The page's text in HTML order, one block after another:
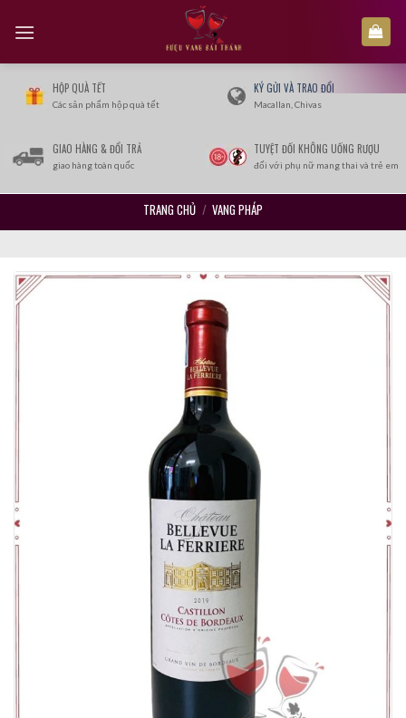
HỘP QUÀ TẾT
Các sản phẩm hộp quà tết
KÝ GỬI VÀ TRAO ĐỔI
Macallan, Chivas
GIAO HÀNG & ĐỔI TRẢ
giao hàng toàn quốc
TUYỆT ĐỐI KHÔNG UỐNG RƯỢU
đối với phụ nữ mang thai và trẻ em
TRANG CHỦ / VANG PHÁP